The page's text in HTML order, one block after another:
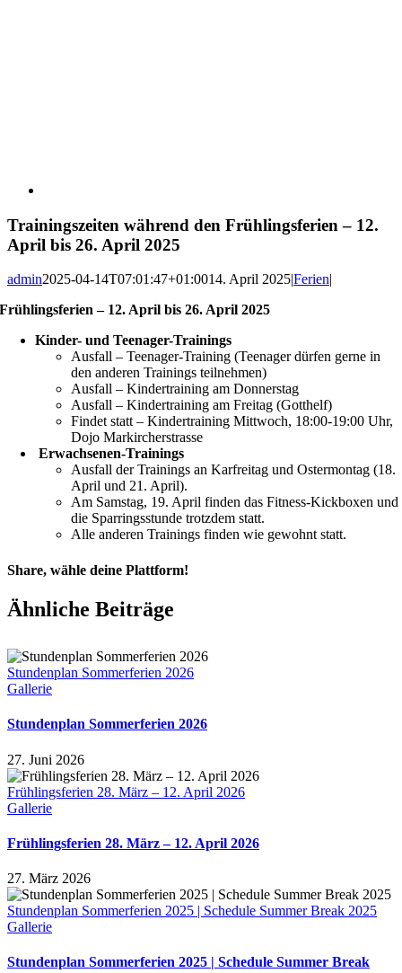
Trainingszeiten während den Frühlingsferien – 12.
April bis 26. April 2025
admin2025-04-14T07:01:47+01:0014. April 2025|Ferien|
Frühlingsferien – 12. April bis 26. April 2025
Kinder- und Teenager-Trainings
Ausfall – Teenager-Training (Teenager dürfen gerne in
den anderen Trainings teilnehmen)
Ausfall – Kindertraining am Donnerstag
Ausfall – Kindertraining am Freitag (Gotthelf)
Findet statt – Kindertraining Mittwoch, 18:00-19:00 Uhr,
Dojo Markircherstrasse
Erwachsenen-Trainings
Ausfall der Trainings an Karfreitag und Ostermontag (18.
April und 21. April).
Am Samstag, 19. April finden das Fitness-Kickboxen und
die Sparringsstunde trotzdem statt.
Alle anderen Trainings finden wie gewohnt statt.
Share, wähle deine Plattform!
Facebook
X
Reddit
LinkedIn
Pinterest
E-
Mail
Ähnliche Beiträge
Stundenplan Sommerferien 2026
Gallerie
Stundenplan Sommerferien 2026
27. Juni 2026
Frühlingsferien 28. März – 12. April 2026
Gallerie
Frühlingsferien 28. März – 12. April 2026
27. März 2026
Stundenplan Sommerferien 2025 | Schedule Summer Break 2025
Gallerie
Stundenplan Sommerferien 2025 | Schedule Summer Break